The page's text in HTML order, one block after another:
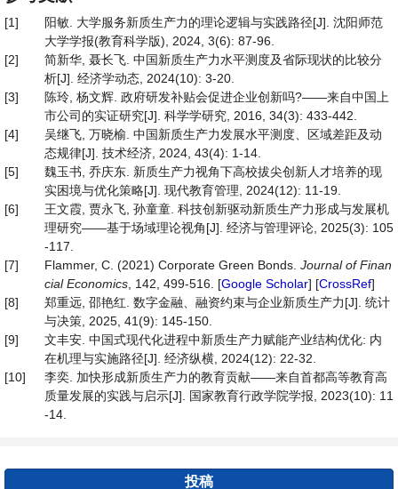
[1]
阳敏. 大学服务新质生产力的理论逻辑与实践路径[J]. 沈阳师范
大学学报(教育科学版), 2024, 3(6): 87-96.
[2]
简新华, 聂长飞. 中国新质生产力水平测度及省际现状的比较分
析[J]. 经济学动态, 2024(10): 3-20.
[3]
陈玲, 杨文辉. 政府研发补贴会促进企业创新吗?——来自中国上
市公司的实证研究[J]. 科学学研究, 2016, 34(3): 433-442.
[4]
吴继飞, 万晓榆. 中国新质生产力发展水平测度、区域差距及动
态规律[J]. 技术经济, 2024, 43(4): 1-14.
[5]
魏玉书, 乔庆东. 新质生产力视角下高校拔尖创新人才培养的现
实困境与优化策略[J]. 现代教育管理, 2024(12): 11-19.
[6]
王文霞, 贾永飞, 孙童童. 科技创新驱动新质生产力形成与发展机
理研究——基于场域理论视角[J]. 经济与管理评论, 2025(3): 105
-117.
[7]
Flammer, C. (2021) Corporate Green Bonds. Journal of Finan
cial Economics , 142, 499-516. [Google Scholar] [CrossRef]
[8]
郑重远, 邵艳红. 数字金融、融资约束与企业新质生产力[J]. 统计
与决策, 2025, 41(9): 145-150.
[9]
文丰安. 中国式现代化进程中新质生产力赋能产业结构优化: 内
在机理与实施路径[J]. 经济纵横, 2024(12): 22-32.
[10]
李奕. 加快形成新质生产力的教育贡献——来自首都高等教育高
质量发展的实践与启示[J]. 国家教育行政学院学报, 2023(10): 11
-14.
投稿